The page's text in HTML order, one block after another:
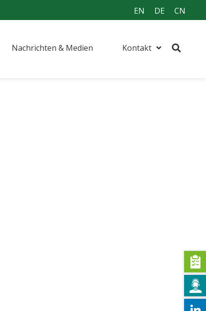
EN DE CN
Nachrichten & Medien Kontakt